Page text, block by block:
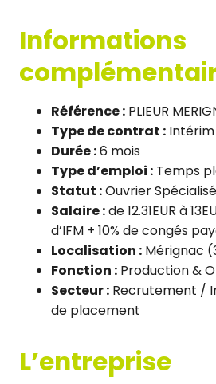
Informations
Référence : PLIEUR
Type de contrat : Intérim
Durée :6 mois
Type d’emploi : Temps
Statut :Ouvrier Spécialisé
Salaire :de 12.31EUR à
d’IFM + 10% de congés
Localisation : Mérignac
Fonction : Production &
Secteur : Recrutement /
de placement
L’entreprise